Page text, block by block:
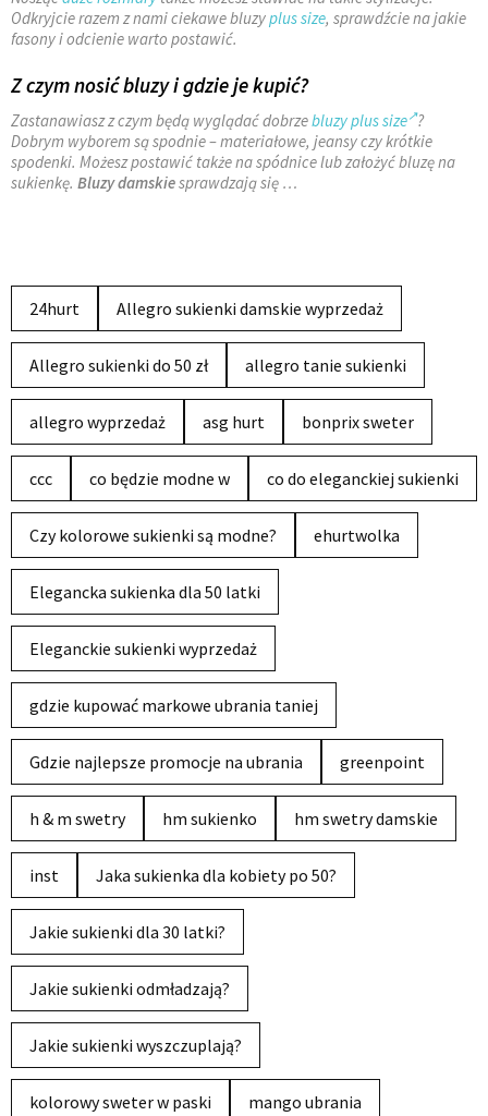
Odkryjcie razem z nami ciekawe bluzyplus size, sprawdźcie na jakie
fasony i odcienie warto postawić.
Z czym nosić bluzy i gdzie je kupić?
Zastanawiasz z czym będą wyglądać dobrzebluzy plus size ?
Dobrym wyborem są spodnie – materiałowe, jeansy czy krótkie
spodenki. Możesz postawić także na spódnice lub założyć bluzę na
sukienkę. Bluzy damskiesprawdzają się …
24hurt Allegro sukienki damskie wyprzedaż
Allegro sukienki do 50 zł allegro tanie sukienki
allegro wyprzedaż asg hurt bonprix sweter
ccc co będzie modne w co do eleganckiej sukienki
Czy kolorowe sukienki są modne? ehurtwolka
Elegancka sukienka dla 50 latki
Eleganckie sukienki wyprzedaż
gdzie kupować markowe ubrania taniej
Gdzie najlepsze promocje na ubrania greenpoint
h & m swetry hm sukienko hm swetry damskie
inst Jaka sukienka dla kobiety po 50?
Jakie sukienki dla 30 latki?
Jakie sukienki odmładzają?
Jakie sukienki wyszczuplają?
kolorowy sweter w paski mango ubrania